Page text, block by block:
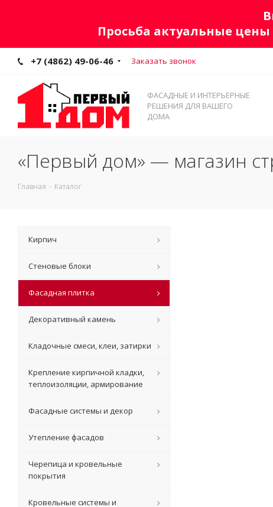
Просьба актуальные
+7 (4862) 49-06-46 Заказать звонок
ФАСАДНЫЕ И ИНТЕРЬЕРНЫЕ
РЕШЕНИЯ ДЛЯ ВАШЕГО
ДОМА
«Первый дом» — магазин
Главная - Каталог
Кирпич
Стеновые блоки
Фасадная плитка
Декоративный камень
Кладочные смеси, клеи, затирки
Крепление кирпичной кладки,
теплоизоляции, армирование
Фасадные системы и декор
Утепление фасадов
Черепица и кровельные
покрытия
Кровельные системы и